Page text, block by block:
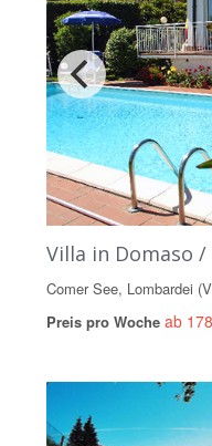
Villa in Domaso /
Comer See, Lombardei
Preis pro Woche ab